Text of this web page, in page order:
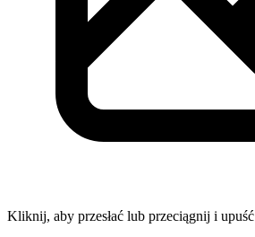
Kliknij, aby przesłać lub przeciągnij i upuść